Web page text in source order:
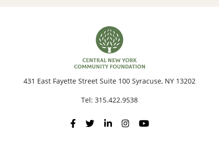
431 East Fayette Street Suite 100 Syracuse, NY 13202
Tel: 315.422.9538